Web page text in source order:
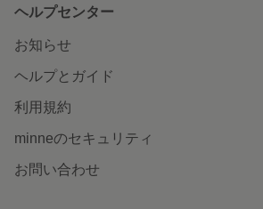
ヘルプセンター
お知らせ
ヘルプとガイド
利用規約
minneのセキュリティ
お問い合わせ